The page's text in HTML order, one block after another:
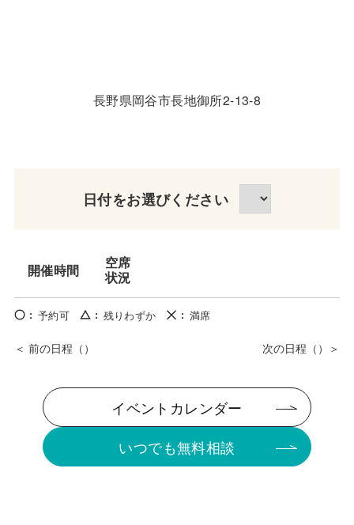
長野県岡谷市長地御所2-13-8
日付をお選びください
開催時間
空席
状況
予約可 残りわずか 満席
イベントカレンダー
いつでも無料相談